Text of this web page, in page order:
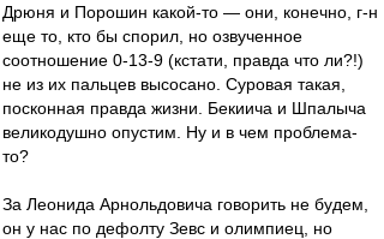
Дрюня и Порошин какой-то — они, конечно, г-н
еще то, кто бы спорил, но озвученное
соотношение 0-13-9 (кстати, правда что ли?!)
не из их пальцев высосано. Суровая такая,
посконная правда жизни. Бекиича и Шпалыча
великодушно опустим. Ну и в чем проблема-
то?
За Леонида Арнольдовича говорить не будем,
он у нас по дефолту Зевс и олимпиец, но